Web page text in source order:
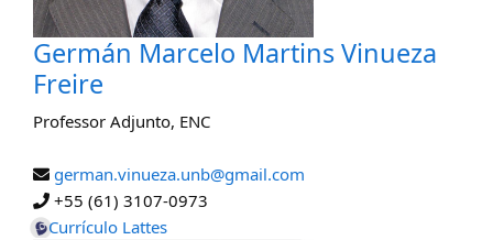
Germán Marcelo Martins Vinueza
Freire
Professor Adjunto, ENC
german.vinueza.unb@gmail.com
+55 (61) 3107-0973
Currículo Lattes